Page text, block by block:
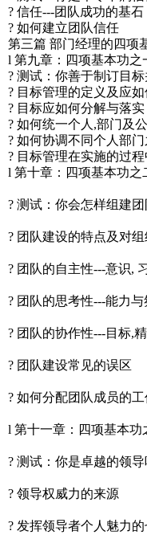
? 信任---团队成功的基石
? 如何建立团队信任
第三篇 部门经理的四项
l 第九章：四项基本功之
? 测试：你善于制订目
? 目标管理的定义及应
? 目标应如何分解与落实
? 如何统一个人,部门及
? 如何协调不同个人部
? 目标管理在实施的过
l 第十章：四项基本功之
? 测试：你会怎样组建
? 团队建设的特点及对
? 团队的自主性---意识,
? 团队的思考性---能力
? 团队的协作性---目标,
? 团队建设常见的误区
? 如何分配团队成员的工
l 第十一章：四项基本功
? 测试：你是卓越的领导
? 领导权威力的来源
? 发挥领导者个人魅力